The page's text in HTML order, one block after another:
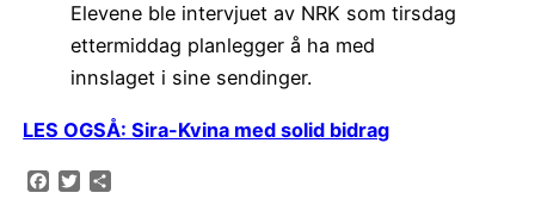
Elevene ble intervjuet av NRK som tirsdag
ettermiddag planlegger å ha med
innslaget i sine sendinger.
LES OGSÅ: Sira-Kvina med solid bidrag
Facebook
Twitter